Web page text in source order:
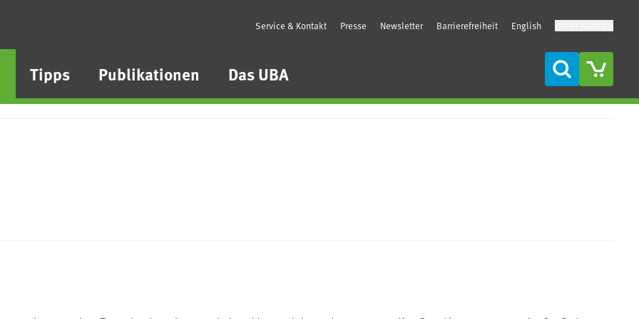
Tipps Publikationen Das UBA
Service & Kontakt Presse Newsletter Barrierefreiheit English
Suche